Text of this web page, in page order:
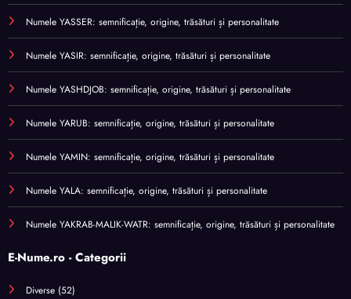
Numele YASSER: semnificație, origine, trăsături și personalitate
Numele YASIR: semnificație, origine, trăsături și personalitate
Numele YASHDJOB: semnificație, origine, trăsături și personalitate
Numele YARUB: semnificație, origine, trăsături și personalitate
Numele YAMIN: semnificație, origine, trăsături și personalitate
Numele YALA: semnificație, origine, trăsături și personalitate
Numele YAKRAB-MALIK-WATR: semnificație, origine, trăsături și personalitate
E-Nume.ro - Categorii
Diverse (52)